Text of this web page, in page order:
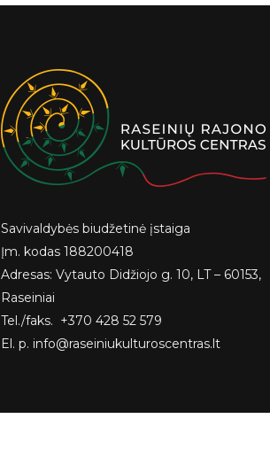
Savivaldybės biudžetinė įstaiga
Įm. kodas 188200418
Adresas: Vytauto Didžiojo g. 10, LT – 60153,
Raseiniai
Tel./faks. +370 428 52 579
El. p. info@raseiniukulturoscentras.lt